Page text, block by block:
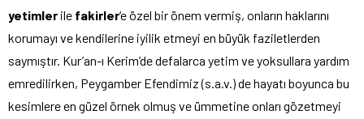
yetimler ile fakirler‘e özel bir önem vermiş, onların haklarını
korumayı ve kendilerine iyilik etmeyi en büyük faziletlerden
saymıştır. Kur’an-ı Kerim’de defalarca yetim ve yoksullara yardım
emredilirken, Peygamber Efendimiz (s.a.v.) de hayatı boyunca bu
kesimlere en güzel örnek olmuş ve ümmetine onları gözetmeyi